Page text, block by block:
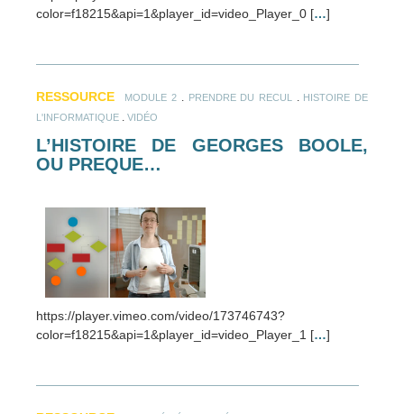
color=f18215&api=1&player_id=video_Player_0 […]
RESSOURCE MODULE 2 PRENDRE DU RECUL
HISTOIRE DE
L'INFORMATIQUE
VIDÉO
L’HISTOIRE DE GEORGES BOOLE,
OU PREQUE…
https://player.vimeo.com/video/173746743?
color=f18215&api=1&player_id=video_Player_1 […]